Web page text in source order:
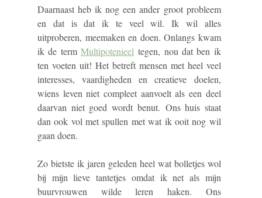
Daarnaast heb ik nog een ander groot probleem
en dat is dat ik te veel wil. Ik wil alles
uitproberen, meemaken en doen. Onlangs kwam
ik de term Multipotenieel tegen, nou dat ben ik
ten voeten uit! Het betreft mensen met heel veel
interesses, vaardigheden en creatieve doelen,
wiens leven niet compleet aanvoelt als een deel
daarvan niet goed wordt benut. Ons huis staat
dan ook vol met spullen met wat ik ooit nog wil
gaan doen.
Zo bietste ik jaren geleden heel wat bolletjes wol
bij mijn lieve tantetjes omdat ik net als mijn
buurvrouwen wilde leren haken. Ons